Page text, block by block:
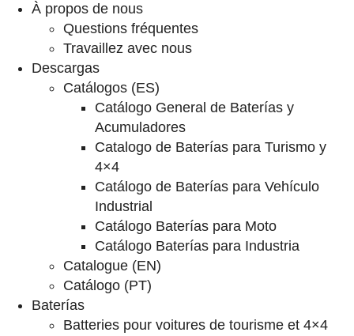
À propos de nous
Questions fréquentes
Travaillez avec nous
Descargas
Catálogos (ES)
Catálogo General de Baterías y
Acumuladores
Catalogo de Baterías para Turismo y
4×4
Catálogo de Baterías para Vehículo
Industrial
Catálogo Baterías para Moto
Catálogo Baterías para Industria
Catalogue (EN)
Catálogo (PT)
Baterías
Batteries pour voitures de tourisme et 4×4